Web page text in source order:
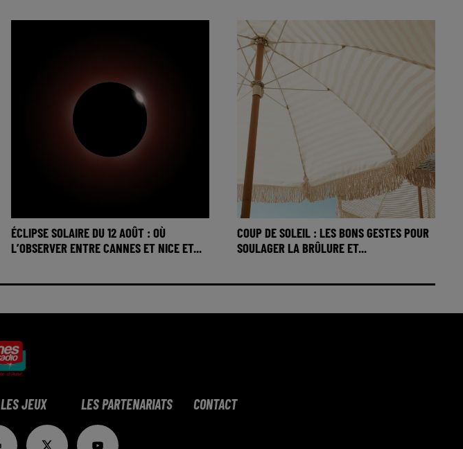
ÉCLIPSE SOLAIRE DU 12 AOÛT : OÙ
L’OBSERVER ENTRE CANNES ET NICE ET...
COUP DE SOLEIL : LES BONS GESTES POUR
SOULAGER LA BRÛLURE ET...
LES JEUX LES PARTENARIATS CONTACT